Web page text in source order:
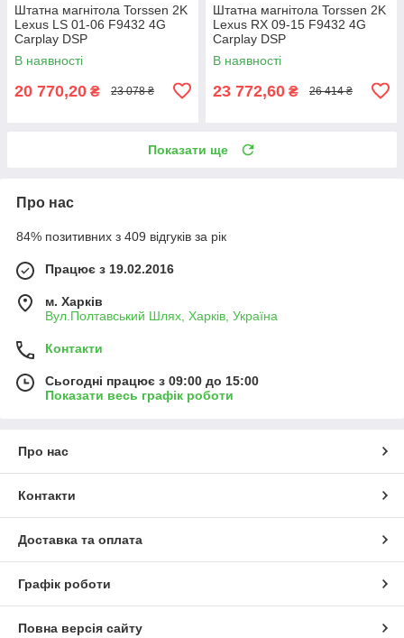
Штатна магнітола Torssen 2K
Lexus LS 01-06 F9432 4G
Carplay DSP
В наявності
20 770,20 ₴ 23 078 ₴
Штатна магнітола Torssen 2K
Lexus RX 09-15 F9432 4G
Carplay DSP
В наявності
23 772,60 ₴ 26 414 ₴
Показати ще
Про нас
84% позитивних з 409 відгуків за рік
Працює з 19.02.2016
м. Харків
Вул.Полтавський Шлях, Харків, Україна
Контакти
Сьогодні працює з 09:00 до 15:00
Показати весь графік роботи
Про нас
Контакти
Доставка та оплата
Графік роботи
Повна версія сайту